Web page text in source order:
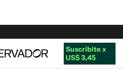
Suscribite x
US$ 3,45